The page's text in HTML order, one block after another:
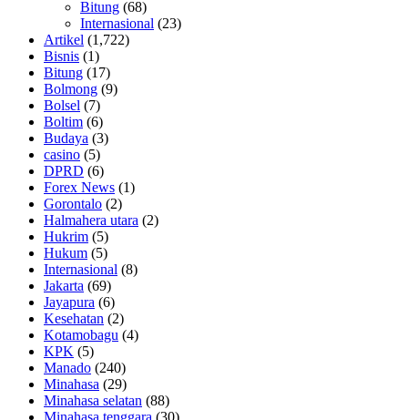
Bitung (68)
Internasional (23)
Artikel (1,722)
Bisnis (1)
Bitung (17)
Bolmong (9)
Bolsel (7)
Boltim (6)
Budaya (3)
casino (5)
DPRD (6)
Forex News (1)
Gorontalo (2)
Halmahera utara (2)
Hukrim (5)
Hukum (5)
Internasional (8)
Jakarta (69)
Jayapura (6)
Kesehatan (2)
Kotamobagu (4)
KPK (5)
Manado (240)
Minahasa (29)
Minahasa selatan (88)